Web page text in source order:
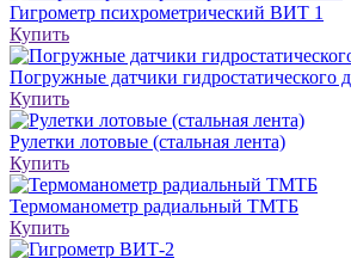
Гигрометр психрометрический ВИТ 1
Купить
Погружные датчики гидростатического
Купить
Рулетки лотовые (стальная лента)
Купить
Термоманометр радиальный ТМТБ
Купить